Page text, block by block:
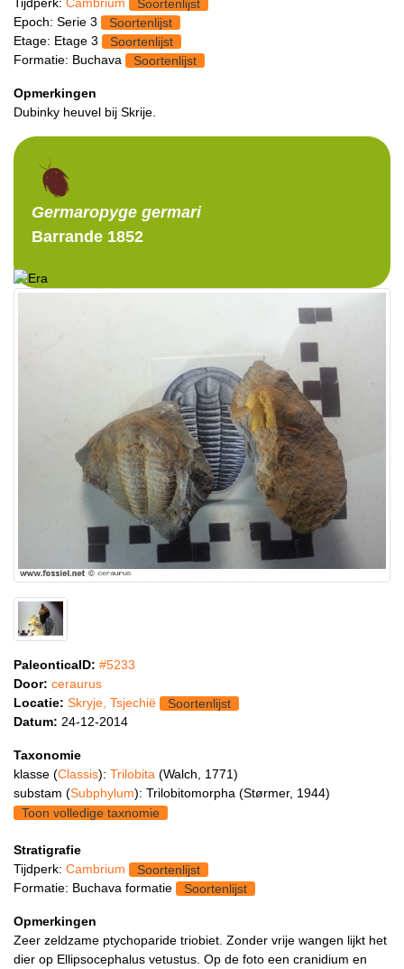
Soortenlijst
Epoch: Serie 3
Soortenlijst
Etage: Etage 3
Soortenlijst
Formatie: Buchava
Soortenlijst
Opmerkingen
Dubinky heuvel bij Skrije.
Germaropyge germari
Barrande 1852
PaleonticaID: #5233
Door: ceraurus
Locatie: Skryje, Tsjechië
Soortenlijst
Datum: 24-12-2014
Taxonomie
klasse (Classis): Trilobita (Walch, 1771)
substam (Subphylum): Trilobitomorpha (Størmer, 1944)
Toon volledige taxnomie
Stratigrafie
Tijdperk: Cambrium
Soortenlijst
Formatie: Buchava formatie
Soortenlijst
Opmerkingen
Zeer zeldzame ptychoparide triobiet. Zonder vrije wangen lijkt het
dier op Ellipsocephalus vetustus. Op de foto een cranidium en